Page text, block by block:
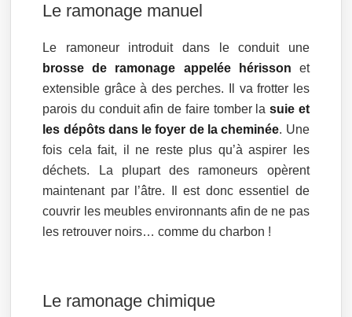
Le ramonage manuel
Le ramoneur introduit dans le conduit une
brosse de ramonage appelée hérisson et
extensible grâce à des perches. Il va frotter les
parois du conduit afin de faire tomber la suie et
les dépôts dans le foyer de la cheminée. Une
fois cela fait, il ne reste plus qu’à aspirer les
déchets. La plupart des ramoneurs opèrent
maintenant par l’âtre. Il est donc essentiel de
couvrir les meubles environnants afin de ne pas
les retrouver noirs… comme du charbon !
Le ramonage chimique